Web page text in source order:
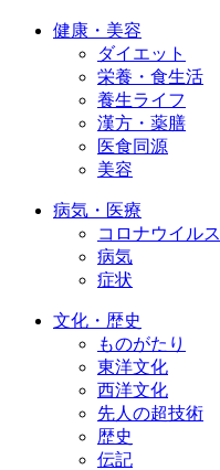
健康・美容
ダイエット
栄養・食生活
養生ライフ
漢方・薬膳
医食同源
美容
病気・医療
コロナウイルス
病気
症状
文化・歴史
ものがたり
東洋文化
西洋文化
先人の超技術
歴史
伝記